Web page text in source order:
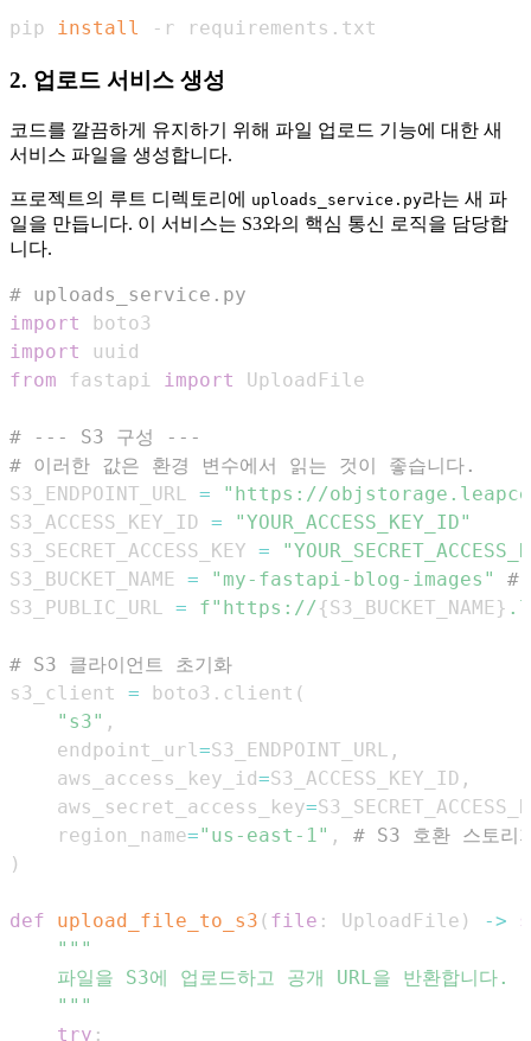
pip install -r requirements.txt
2. 업로드 서비스 생성
코드를 깔끔하게 유지하기 위해 파일 업로드 기능에 대한 새
서비스 파일을 생성합니다.
프로젝트의 루트 디렉토리에 uploads_service.py라는 새 파
일을 만듭니다. 이 서비스는 S3와의 핵심 통신 로직을 담당합
니다.
# uploads_service.py
import
import
from fastapi import
# --- S3 구성 ---
# 이러한 값은 환경 변수에서 읽는 것이 좋습니다.
S3_ENDPOINT_URL =
"https://
S3_ACCESS_KEY_ID =
"YOUR_ACCESS_KEY_ID"
S3_SECRET_ACCESS_KEY =
S3_BUCKET_NAME = "my-fastapi-blog-images"
#
S3_PUBLIC_URL = f"https://{S3_BUCKET_NAME}
# S3 클라이언트 초기화
s3_client = boto3 . client (
"s3" ,
    endpoint_url
=S3_ENDPOINT_URL ,
    aws_access_key_id
=S3_ACCESS_KEY_ID ,
    aws_secret_access_key
=
    region_name
="us-east-1" ,
# S3 호환 스토리
)
def upload_file_to_s3 ( file : UploadFile ) ->
    """
try :